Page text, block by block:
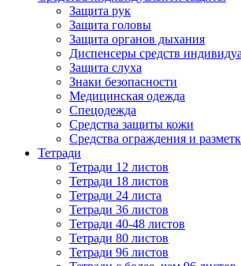
Защита рук
Защита головы
Защита органов дыхания
Диспенсеры средств
Защита слуха
Знаки безопасности
Медицинская одежда
Спецодежда
Средства защиты кожи
Средства ограждения и
Тетради
Тетради 12 листов
Тетради 18 листов
Тетради 24 листа
Тетради 36 листов
Тетради 40-48 листов
Тетради 80 листов
Тетради 96 листов